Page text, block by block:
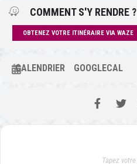
COMMENT S'Y RENDRE ?
OBTENEZ VOTRE ITINÉRAIRE VIA WAZE
CALENDRIER GOOGLECAL